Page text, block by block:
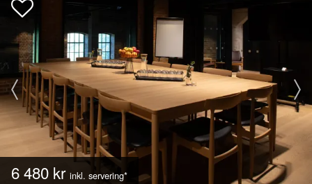
6 480 kr inkl. servering*